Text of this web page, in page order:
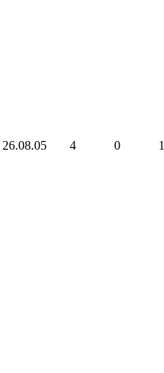
26.08.05 4 0 1